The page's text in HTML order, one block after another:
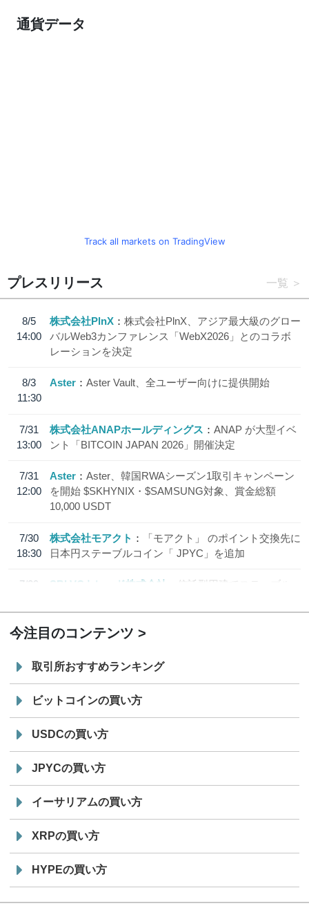
通貨データ
Track all markets on TradingView
プレスリリース 一覧
8/5
14:00
株式会社PlnX
株式会社PlnX、アジア最大級のグロー
バルWeb3カンファレンス「WebX2026」とのコラボ
レーションを決定
8/3
11:30
Aster Aster Vault、全ユーザー向けに提供開始
7/31
13:00
株式会社ANAPホールディングス
ANAP が大型イベ
ント「BITCOIN JAPAN 2026」開催決定
7/31
12:00
Aster
Aster、韓国RWAシーズン1取引キャンペーン
を開始 $SKHYNIX・$SAMSUNG対象、賞金総額
10,000 USDT
7/30
18:30
株式会社モアクト
「モアクト」 のポイント交換先に
日本円ステーブルコイン「 JPYC」を追加
7/29
SBI VCトレード株式会社
信託型円建てステーブル
今注目のコンテンツ
取引所おすすめランキング
ビットコインの買い方
USDCの買い方
JPYCの買い方
イーサリアムの買い方
XRPの買い方
HYPEの買い方